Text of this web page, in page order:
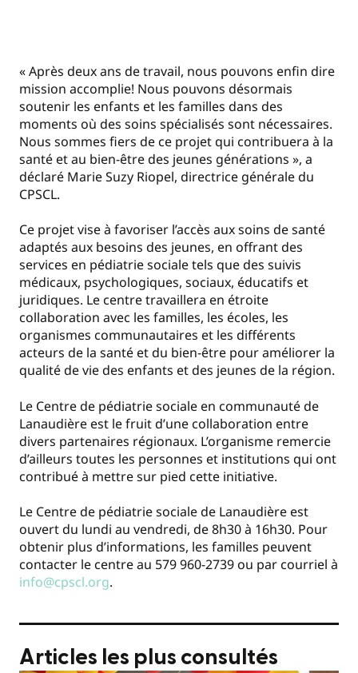
« Après deux ans de travail, nous pouvons enfin dire
mission accomplie! Nous pouvons désormais
soutenir les enfants et les familles dans des
moments où des soins spécialisés sont nécessaires.
Nous sommes fiers de ce projet qui contribuera à la
santé et au bien-être des jeunes générations », a
déclaré Marie Suzy Riopel, directrice générale du
CPSCL.
Ce projet vise à favoriser l’accès aux soins de santé
adaptés aux besoins des jeunes, en offrant des
services en pédiatrie sociale tels que des suivis
médicaux, psychologiques, sociaux, éducatifs et
juridiques. Le centre travaillera en étroite
collaboration avec les familles, les écoles, les
organismes communautaires et les différents
acteurs de la santé et du bien-être pour améliorer la
qualité de vie des enfants et des jeunes de la région.
Le Centre de pédiatrie sociale en communauté de
Lanaudière est le fruit d’une collaboration entre
divers partenaires régionaux. L’organisme remercie
d’ailleurs toutes les personnes et institutions qui ont
contribué à mettre sur pied cette initiative.
Le Centre de pédiatrie sociale de Lanaudière est
ouvert du lundi au vendredi, de 8h30 à 16h30. Pour
obtenir plus d’informations, les familles peuvent
contacter le centre au 579 960-2739 ou par courriel à
info@cpscl.org.
Articles les plus consultés